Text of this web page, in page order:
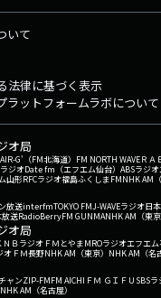
いて
法律に基づく表示
ラットフォームラボについて
オ局
AIR-G'（FM北海道） FM NORTH WAVEＲＡ
ジオDate fm（エフエム仙台） ABSラジオ
山形RFCラジオ福島ふくしまFMNHK AM（
放送interfmTOKYO FMJ-WAVEラジオ日本
放送RadioBerryFM GUNMANHK AM（東京
オ局
ＮＢラジオ ＦＭとやまMROラジオエフエム
オ ＦＭ長野NHK AM（東京） NHK AM（名
ャンZIP-FMFM AICHI ＦＭ ＧＩＦＵ SBS
NHK AM（名古屋）